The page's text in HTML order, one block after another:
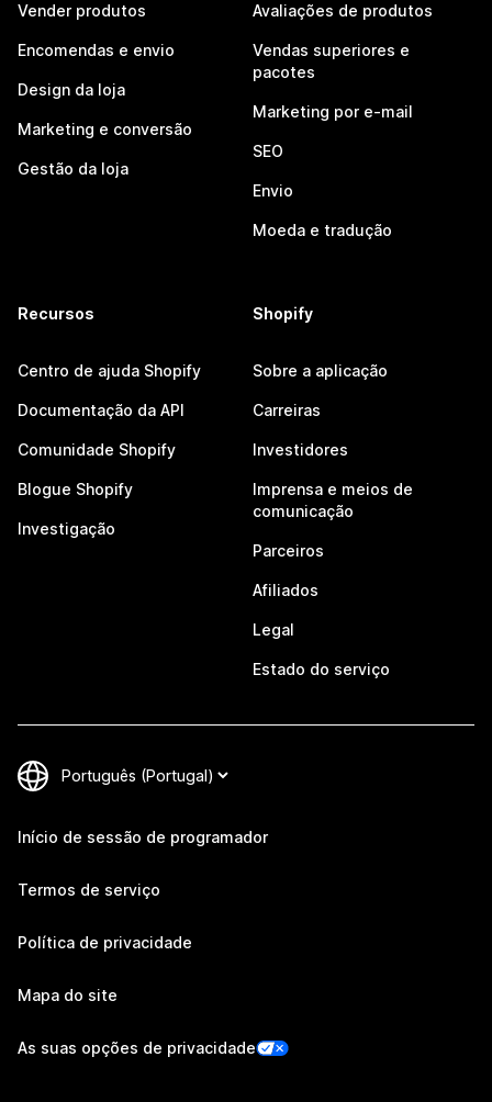
Vender produtos
Encomendas e envio
Design da loja
Marketing e conversão
Gestão da loja
Avaliações de produtos
Vendas superiores e
pacotes
Marketing por e-mail
SEO
Envio
Moeda e tradução
Recursos
Centro de ajuda Shopify
Documentação da API
Comunidade Shopify
Blogue Shopify
Investigação
Shopify
Sobre a aplicação
Carreiras
Investidores
Imprensa e meios de
comunicação
Parceiros
Afiliados
Legal
Estado do serviço
Início de sessão de programador
Termos de serviço
Política de privacidade
Mapa do site
As suas opções de privacidade